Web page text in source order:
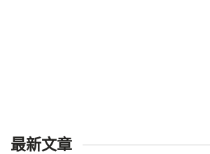
最新文章